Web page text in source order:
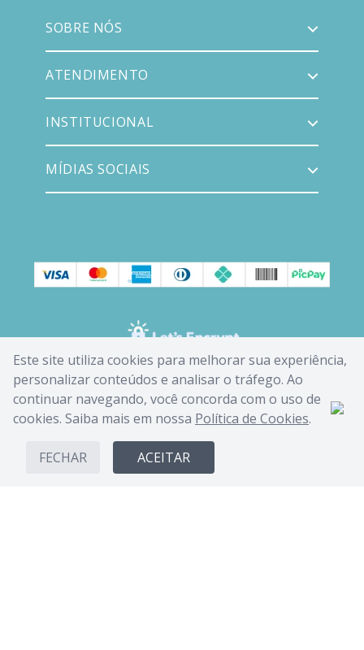
Este site utiliza cookies para melhorar sua experiência,
personalizar conteúdos e analisar o tráfego. Ao
continuar navegando, você concorda com o uso de
cookies. Saiba mais em nossa Política de Cookies.
FECHAR ACEITAR
SOBRE NÓS
ATENDIMENTO
INSTITUCIONAL
MÍDIAS SOCIAIS